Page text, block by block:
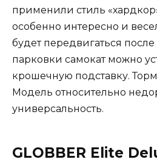
применили стиль
особенно интересно и
будет передвигаться
парковки самокат можно
крошечную подставку.
Модель относительно
универсальность.
GLOBBER Elite